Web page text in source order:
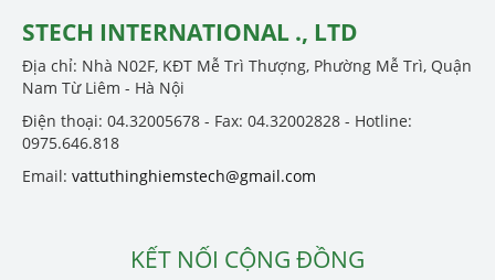
STECH INTERNATIONAL ., LTD
Địa chỉ: Nhà N02F, KĐT Mễ Trì Thượng, Phường Mễ Trì, Quận
Nam Từ Liêm - Hà Nội
Điện thoại: 04.32005678 - Fax: 04.32002828 - Hotline:
0975.646.818
Email: vattuthinghiemstech@gmail.com
KẾT NỐI CỘNG ĐỒNG